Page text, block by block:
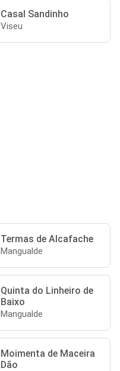
Casal Sandinho
Viseu
Termas de Alcafache
Mangualde
Quinta do Linheiro de
Baixo
Mangualde
Moimenta de Maceira
Dão